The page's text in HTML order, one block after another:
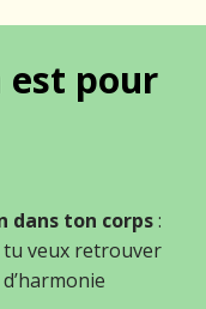
pour
dans ton corps:
veux retrouver